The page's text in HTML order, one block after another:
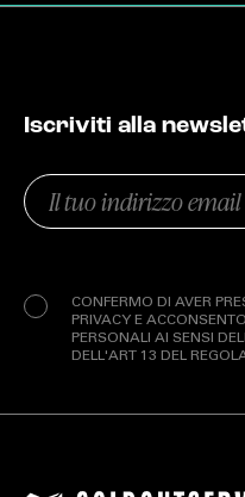
Iscriviti alla
Email
(Obbligatorio)
CONFERMO DI AVER
PRIVACY E
PERSONALI AI SENSI
DELL'ART 13 DEL